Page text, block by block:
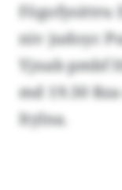
Fögofysittru
niv judoyc
Yjnab pmbf
md 19.30
Itylna.